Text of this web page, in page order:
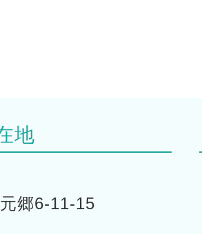
地
郷6-11-15